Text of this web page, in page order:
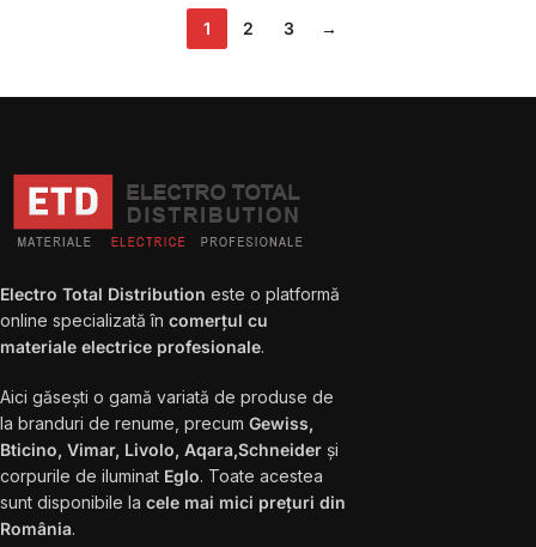
1 2 3 →
Electro Total Distribution este o platformă
online specializată în comerțul cu
materiale electrice profesionale.
Aici găsești o gamă variată de produse de
la branduri de renume, precum Gewiss,
Bticino, Vimar, Livolo, Aqara,Schneider și
corpurile de iluminat Eglo. Toate acestea
sunt disponibile la cele mai mici prețuri din
România.